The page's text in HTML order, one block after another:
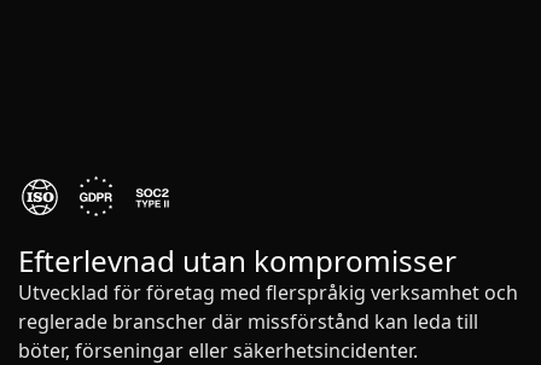
Efterlevnad utan kompromisser
Utvecklad för företag med flerspråkig verksamhet och
reglerade branscher där missförstånd kan leda till
böter, förseningar eller säkerhetsincidenter.